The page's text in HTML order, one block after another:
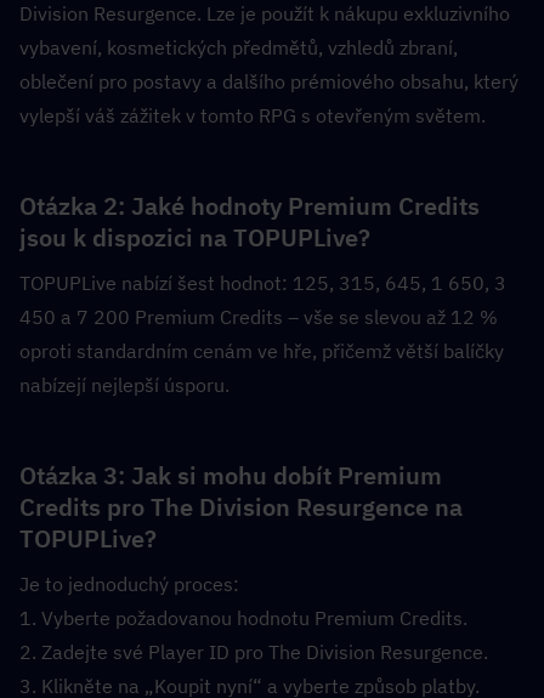
Division Resurgence. Lze je použít k nákupu exkluzivního
vybavení, kosmetických předmětů, vzhledů zbraní,
oblečení pro postavy a dalšího prémiového obsahu, který
vylepší váš zážitek v tomto RPG s otevřeným světem.
Otázka 2: Jaké hodnoty Premium Credits
jsou k dispozici na TOPUPLive?
TOPUPLive nabízí šest hodnot: 125, 315, 645, 1 650, 3
450 a 7 200 Premium Credits – vše se slevou až 12 %
oproti standardním cenám ve hře, přičemž větší balíčky
nabízejí nejlepší úsporu.
Otázka 3: Jak si mohu dobít Premium
Credits pro The Division Resurgence na
TOPUPLive?
Je to jednoduchý proces:
1. Vyberte požadovanou hodnotu Premium Credits.
2. Zadejte své Player ID pro The Division Resurgence.
3. Klikněte na „Koupit nyní“ a vyberte způsob platby.